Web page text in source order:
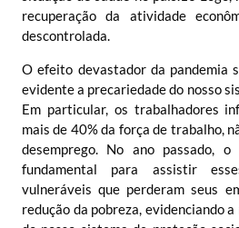
recuperação da atividade
descontrolada.
O efeito devastador da pandemia
evidente a precariedade do nosso
Em particular, os trabalhadores
mais de 40% da força de trabalho,
desemprego. No ano passado,
fundamental para assistir
vulneráveis que perderam seus
redução da pobreza, evidenciando